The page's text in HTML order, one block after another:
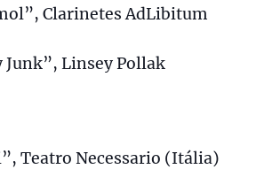
Clarinetes AdLibitum
Junk”, Linsey Pollak
Teatro Necessario (Itália)